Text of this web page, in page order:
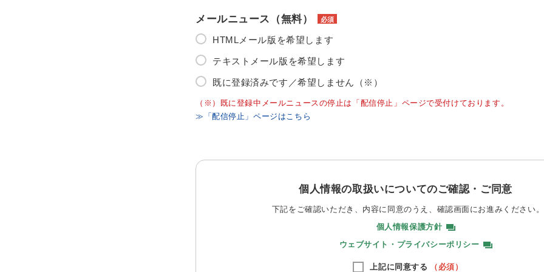
メールニュース（無料） 必須
HTMLメール版を希望します
テキストメール版を希望します
既に登録済みです／希望しません（※）
（※）既に登録中メールニュースの停止は「配信停止」ページで受付けております。
≫「配信停止」ページはこちら
個人情報の取扱いについてのご確認・ご同意
下記をご確認いただき、内容に同意のうえ、 確認画面にお進みください。
個人情報保護方針
ウェブサイト・プライバシーポリシー
上記に同意する （必須）